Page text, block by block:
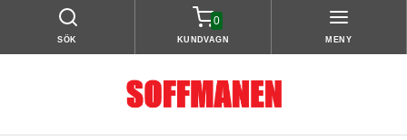
SÖK
0
KUNDVAGN MENY